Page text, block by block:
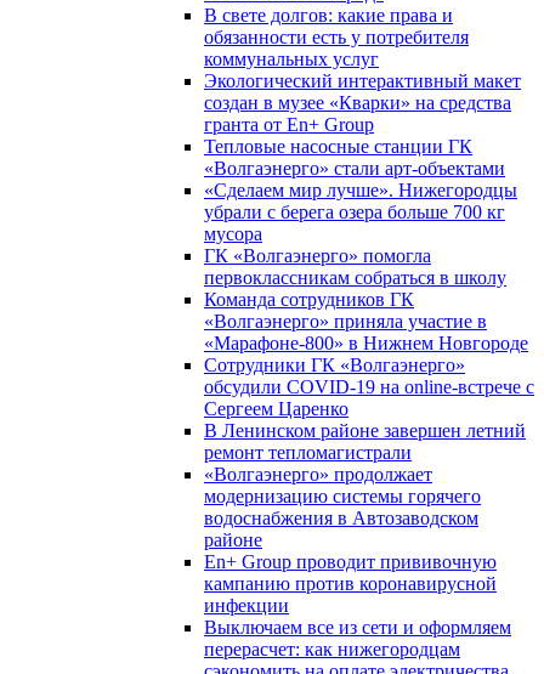
В свете долгов: какие права и
обязанности есть у потребителя
коммунальных услуг
Экологический интерактивный макет
создан в музее «Кварки» на средства
гранта от En+ Group
Тепловые насосные станции ГК
«Волгаэнерго» стали арт-объектами
«Сделаем мир лучше». Нижегородцы
убрали с берега озера больше 700 кг
мусора
ГК «Волгаэнерго» помогла
первоклассникам собраться в школу
Команда сотрудников ГК
«Волгаэнерго» приняла участие в
«Марафоне-800» в Нижнем Новгороде
Сотрудники ГК «Волгаэнерго»
обсудили COVID-19 на online-встрече с
Сергеем Царенко
В Ленинском районе завершен летний
ремонт тепломагистрали
«Волгаэнерго» продолжает
модернизацию системы горячего
водоснабжения в Автозаводском
районе
En+ Group проводит прививочную
кампанию против коронавирусной
инфекции
Выключаем все из сети и оформляем
перерасчет: как нижегородцам